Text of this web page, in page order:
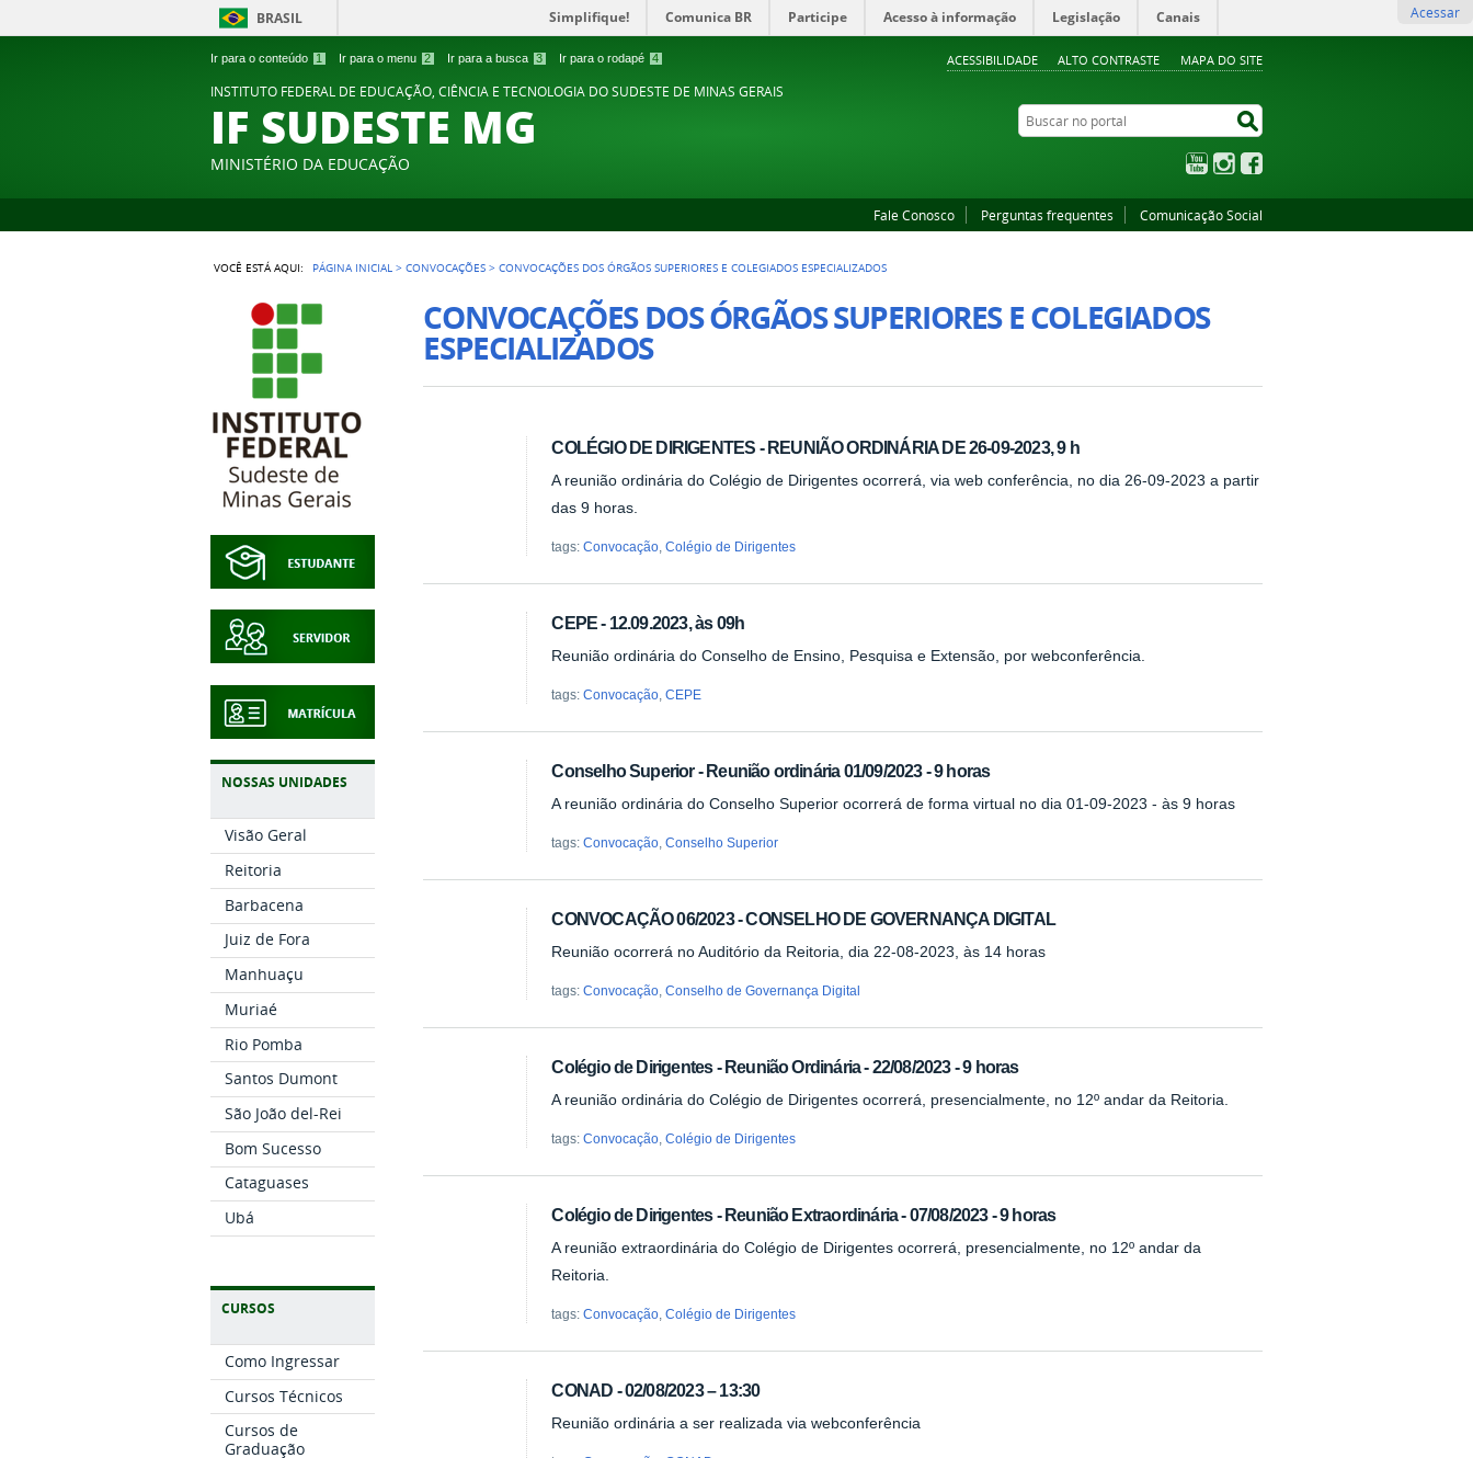
Ir para o conteúdo 1 Ir para o menu 2 Ir para a busca 3 Ir para o rodapé 4 ACESSIBILIDADE ALTO CONTRASTE MAPA DO SITE
BRASIL Simplifique! Comunica BR Participe Acesso à informação Legislação Canais Acessar
INSTITUTO FEDERAL DE EDUCAÇÃO, CIÊNCIA E TECNOLOGIA DO SUDESTE DE MINAS GERAIS
IF SUDESTE MG
MINISTÉRIO DA EDUCAÇÃO
Buscar no portal
YouTubeInstagram
Fale Conosco Perguntas frequentes Comunicação Social
VOCÊ ESTÁ AQUI: PÁGINA INICIAL >CONVOCAÇÕES >CONVOCAÇÕES DOS ÓRGÃOS SUPERIORES E COLEGIADOS ESPECIALIZADOS
NOSSAS UNIDADES
Visão Geral
Reitoria
Barbacena
Juiz de Fora
Manhuaçu
Muriaé
Rio Pomba
Santos Dumont
São João del-Rei
Bom Sucesso
Cataguases
Ubá
CURSOS
Como Ingressar
Cursos Técnicos
Cursos de
Graduação
CONVOCAÇÕES DOS ÓRGÃOS SUPERIORES E COLEGIADOS
ESPECIALIZADOS
COLÉGIO DE DIRIGENTES - REUNIÃO ORDINÁRIA DE 26-09-2023, 9 h
A reunião ordinária do Colégio de Dirigentes ocorrerá, via web conferência, no dia 26-09-2023 a partir
das 9 horas.
tags:Convocação ,Colégio de Dirigentes
CEPE - 12.09.2023, às 09h
Reunião ordinária do Conselho de Ensino, Pesquisa e Extensão, por webconferência.
tags:Convocação ,CEPE
Conselho Superior - Reunião ordinária 01/09/2023 - 9 horas
A reunião ordinária do Conselho Superior ocorrerá de forma virtual no dia 01-09-2023 - às 9 horas
tags:Convocação ,Conselho Superior
CONVOCAÇÃO 06/2023 - CONSELHO DE GOVERNANÇA DIGITAL
Reunião ocorrerá no Auditório da Reitoria, dia 22-08-2023, às 14 horas
tags:Convocação ,Conselho de Governança Digital
Colégio de Dirigentes - Reunião Ordinária - 22/08/2023 - 9 horas
A reunião ordinária do Colégio de Dirigentes ocorrerá, presencialmente, no 12º andar da Reitoria.
tags:Convocação ,Colégio de Dirigentes
Colégio de Dirigentes - Reunião Extraordinária - 07/08/2023 - 9 horas
A reunião extraordinária do Colégio de Dirigentes ocorrerá, presencialmente, no 12º andar da
Reitoria.
tags:Convocação ,Colégio de Dirigentes
CONAD - 02/08/2023 – 13:30
Reunião ordinária a ser realizada via webconferência